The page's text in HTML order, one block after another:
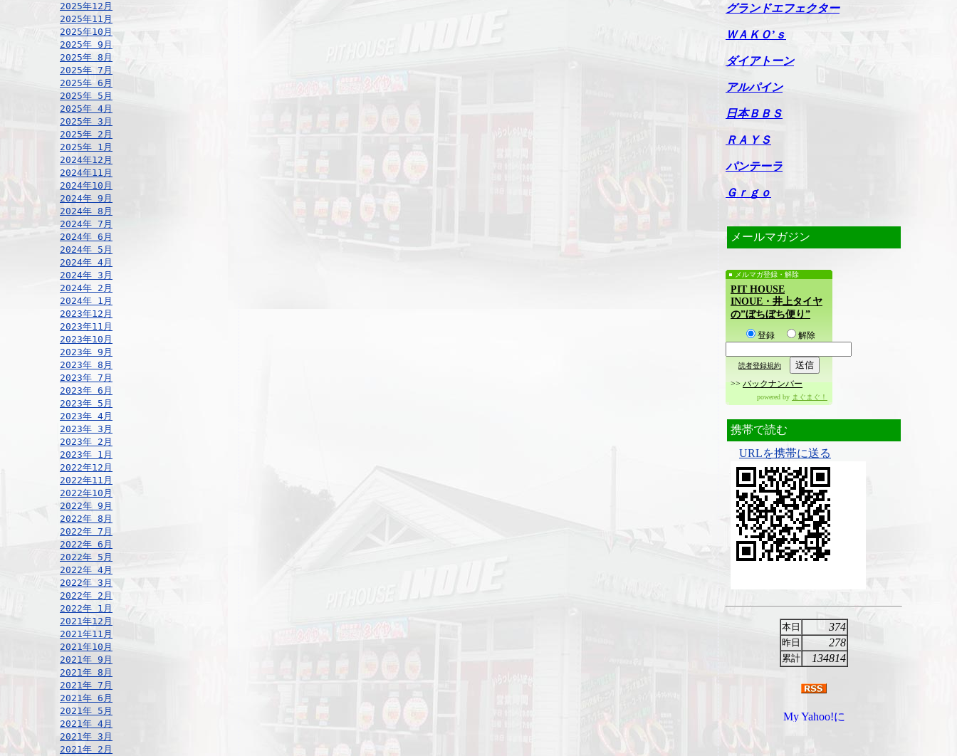
2025年12月
2025年11月
2025年10月
2025年 9月
2025年 8月
2025年 7月
2025年 6月
2025年 5月
2025年 4月
2025年 3月
2025年 2月
2025年 1月
2024年12月
2024年11月
2024年10月
2024年 9月
2024年 8月
2024年 7月
2024年 6月
2024年 5月
2024年 4月
2024年 3月
2024年 2月
2024年 1月
2023年12月
2023年11月
2023年10月
2023年 9月
2023年 8月
2023年 7月
2023年 6月
2023年 5月
2023年 4月
2023年 3月
2023年 2月
2023年 1月
2022年12月
2022年11月
2022年10月
2022年 9月
2022年 8月
2022年 7月
2022年 6月
2022年 5月
2022年 4月
2022年 3月
2022年 2月
2022年 1月
2021年12月
2021年11月
2021年10月
2021年 9月
2021年 8月
2021年 7月
2021年 6月
2021年 5月
2021年 4月
2021年 3月
2021年 2月
グランドエフェクター
ＷＡＫＯ’ｓ
ダイアトーン
アルパイン
日本ＢＢＳ
ＲＡＹＳ
パンテーラ
Ｇｒｇｏ
メールマガジン
メルマガ登録・解除
PIT HOUSE
INOUE・井上タイヤ
の”ぼちぼち便り”
登録 解除
読者登録規約
>> バックナンバー
powered by まぐまぐ！
携帯で読む
URLを携帯に送る
本日 374
昨日 278
累計 134814